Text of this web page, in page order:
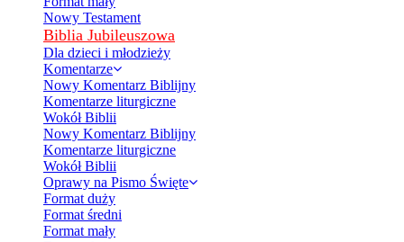
Nowy Testament
Biblia Jubileuszowa
Dla dzieci i młodzieży
Komentarze
Nowy Komentarz Biblijny
Komentarze liturgiczne
Wokół Biblii
Nowy Komentarz Biblijny
Komentarze liturgiczne
Wokół Biblii
Oprawy na Pismo Święte
Format duży
Format średni
Format mały